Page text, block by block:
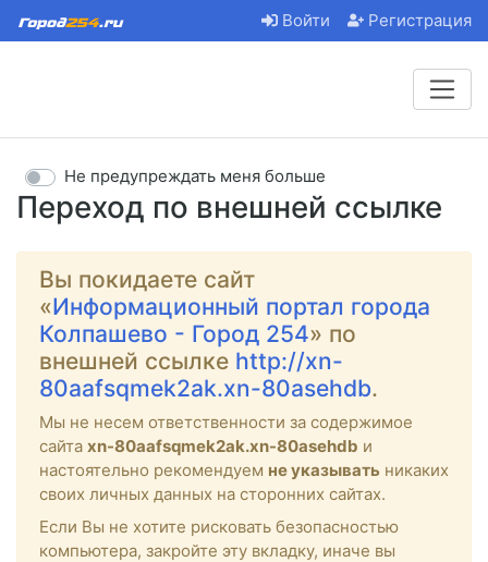
Войти Регистрация
Переход по внешней ссылке
Не предупреждать меня больше
Вы покидаете сайт
«Информационный портал города
Колпашево - Город 254» по
внешней ссылке http://xn-
80aafsqmek2ak.xn-80asehdb.
Мы не несем ответственности за содержимое
сайта xn-80aafsqmek2ak.xn-80asehdb и
настоятельно рекомендуем не указывать никаких
своих личных данных на сторонних сайтах.
Если Вы не хотите рисковать безопасностью
компьютера, закройте эту вкладку, иначе вы